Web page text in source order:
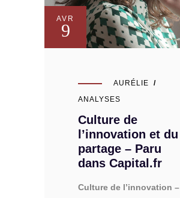
AVR
9
AURÉLIE
ANALYSES
Culture de
l’innovation et du
partage – Paru
dans Capital.fr
Culture de l’innovation –